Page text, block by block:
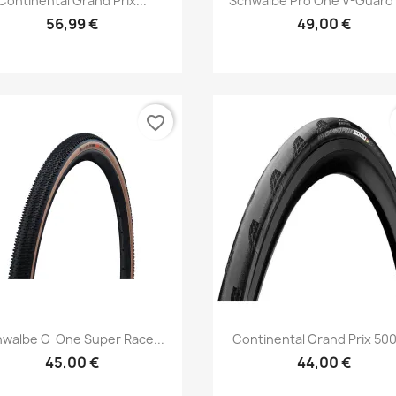
56,99 € 49,00 €
Aperçu rapide
G-One Super Race...
45,00 €
favorite_border
Aperçu rapide
Continental Grand Prix
44,00 €